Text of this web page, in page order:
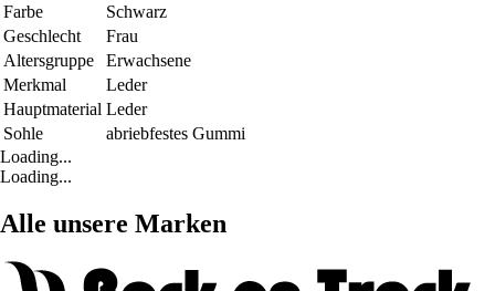
Farbe
Schwarz
Geschlecht
Frau
Altersgruppe
Erwachsene
Merkmal
Leder
Hauptmaterial Leder
Sohle
abriebfestes Gummi
Loading...
Loading...
Alle unsere Marken